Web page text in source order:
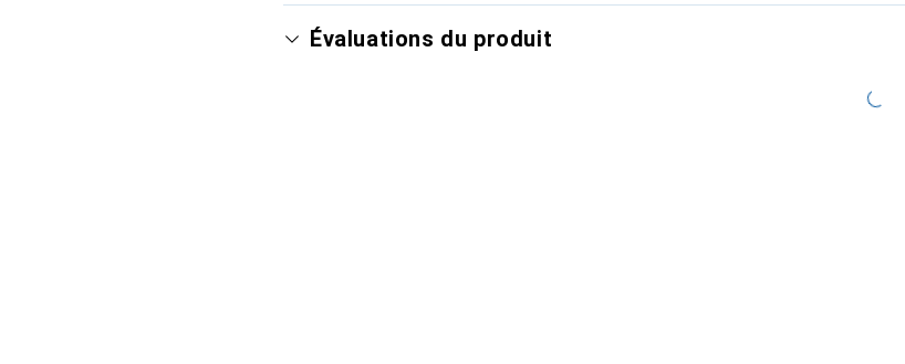
Évaluations du produit